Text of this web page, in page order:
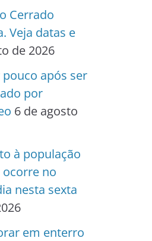
Cerrado
Veja datas e
de 2026
após ser
por
6 de agosto
à população
no
nesta sexta
em enterro